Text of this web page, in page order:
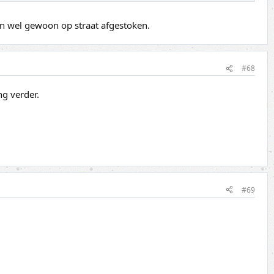
wel gewoon op straat afgestoken.
#68
verder.
#69